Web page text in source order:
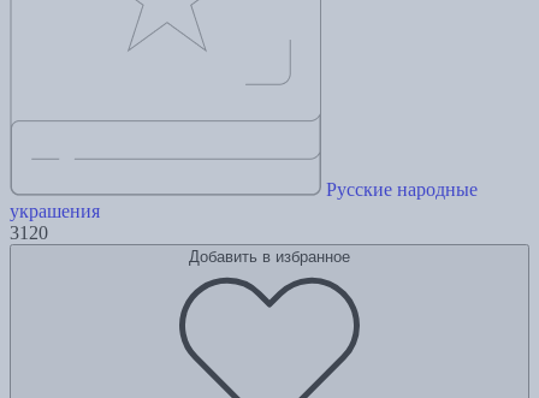
Русские народные
украшения
3120
Добавить в избранное